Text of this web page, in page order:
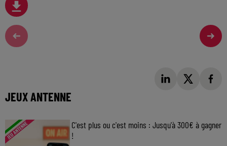
JEUX ANTENNE
C'est plus ou c'est moins : Jusqu'à 300€ à gagner
!